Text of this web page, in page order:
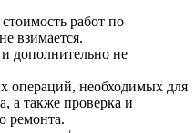
работ по
взимается.
дополнительно не
операций, необходимых для
а также проверка и
ремонта.